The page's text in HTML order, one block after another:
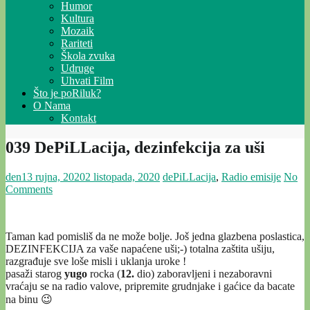
Humor
Kultura
Mozaik
Rariteti
Škola zvuka
Udruge
Uhvati Film
Što je poRiluk?
O Nama
Kontakt
039 DePiLLacija, dezinfekcija za uši
den13 rujna, 20202 listopada, 2020 dePiLLacija, Radio emisije No
Comments
Taman kad pomisliš da ne može bolje. Još jedna glazbena poslastica,
DEZINFEKCIJA za vaše napaćene uši;-) totalna zaštita ušiju,
razgrađuje sve loše misli i uklanja uroke !
pasaži starog yugo rocka (12. dio) zaboravljeni i nezaboravni
vraćaju se na radio valove, pripremite grudnjake i gaćice da bacate
na binu 😉